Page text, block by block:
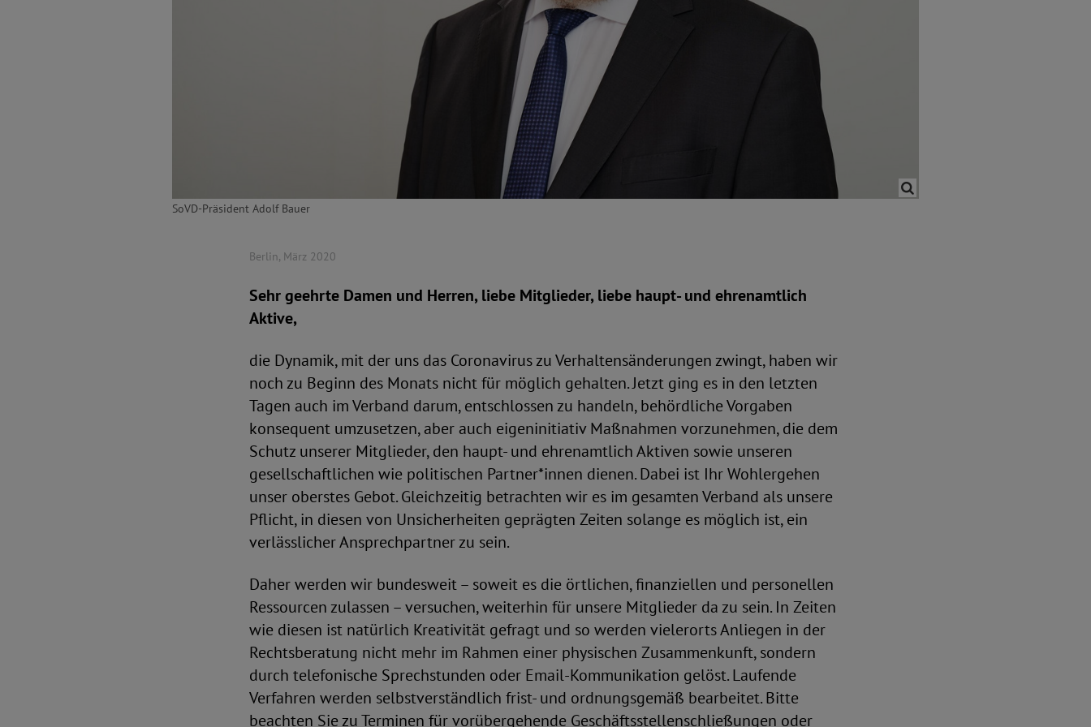
SoVD-Präsident Adolf Bauer
Berlin, März 2020
Sehr geehrte Damen und Herren, liebe Mitglieder, liebe haupt- und ehrenamtlich
Aktive,
die Dynamik, mit der uns das Coronavirus zu Verhaltensänderungen zwingt, haben wir
noch zu Beginn des Monats nicht für möglich gehalten. Jetzt ging es in den letzten
Tagen auch im Verband darum, entschlossen zu handeln, behördliche Vorgaben
konsequent umzusetzen, aber auch eigeninitiativ Maßnahmen vorzunehmen, die dem
Schutz unserer Mitglieder, den haupt- und ehrenamtlich Aktiven sowie unseren
gesellschaftlichen wie politischen Partner*innen dienen. Dabei ist Ihr Wohlergehen
unser oberstes Gebot. Gleichzeitig betrachten wir es im gesamten Verband als unsere
Pflicht, in diesen von Unsicherheiten geprägten Zeiten solange es möglich ist, ein
verlässlicher Ansprechpartner zu sein.
Daher werden wir bundesweit – soweit es die örtlichen, finanziellen und personellen
Ressourcen zulassen – versuchen, weiterhin für unsere Mitglieder da zu sein. In Zeiten
wie diesen ist natürlich Kreativität gefragt und so werden vielerorts Anliegen in der
Rechtsberatung nicht mehr im Rahmen einer physischen Zusammenkunft, sondern
durch telefonische Sprechstunden oder Email-Kommunikation gelöst. Laufende
Verfahren werden selbstverständlich frist- und ordnungsgemäß bearbeitet. Bitte
beachten Sie zu Terminen für vorübergehende Geschäftsstellenschließungen oder